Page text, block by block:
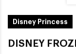
Disney Princess
DISNEY